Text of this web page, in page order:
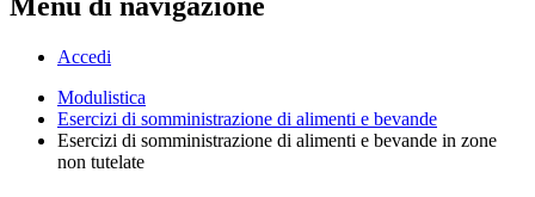
Accedi
Modulistica
Esercizi di somministrazione di alimenti e bevande
Esercizi di somministrazione di alimenti e bevande in zone
non tutelate